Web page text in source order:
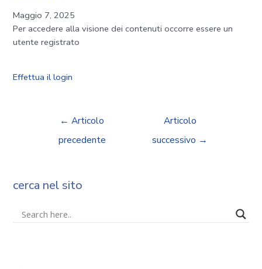
Maggio 7, 2025
Per accedere alla visione dei contenuti occorre essere un
utente registrato
Effettua il login
← Articolo
precedente
Articolo
successivo →
cerca nel sito